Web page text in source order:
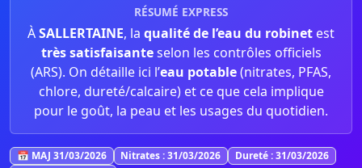
RÉSUMÉ EXPRESS
ÀSALLERTAINE, la qualité de l’eau du robinet est
très satisfaisanteselon les contrôles officiels
(ARS). On détaille ici l’eau potable(nitrates, PFAS,
chlore, dureté/calcaire) et ce que cela implique
pour le goût, la peau et les usages du quotidien.
📅 MAJ 31/03/2026 Nitrates : 31/03/2026
Dureté : 31/03/2026